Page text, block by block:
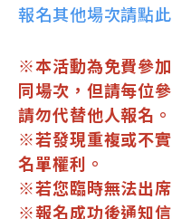
報名其他場次請點此
※本活動為免費參
同場次，但請每位
請勿代替他人報名。
※若發現重複或不
名單權利。
※若您臨時無法出
※報名成功後通知